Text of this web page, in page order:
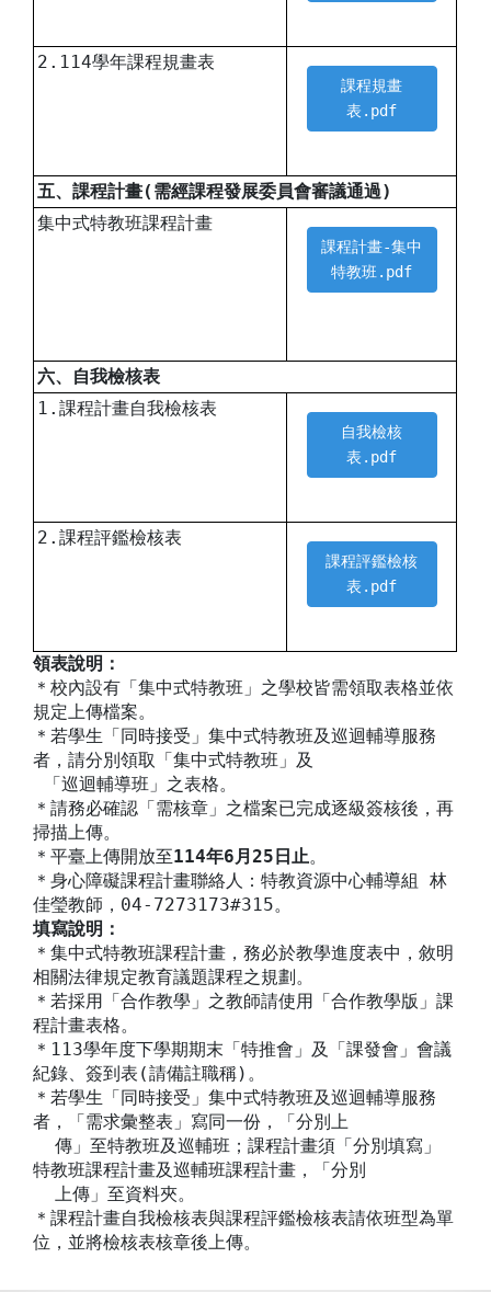
2.114學年課程規畫表
課程規畫
表.pdf
五、課程計畫(需經課程發展委員會審議通過)
集中式特教班課程計畫
課程計畫-集中
特教班.pdf
六、自我檢核表
1.課程計畫自我檢核表
自我檢核
表.pdf
2.課程評鑑檢核表
課程評鑑檢核
表.pdf
領表說明：
＊校內設有「集中式特教班」之學校皆需領取表格並依
規定上傳檔案。
＊若學生「同時接受」集中式特教班及巡迴輔導服務
者，請分別領取「集中式特教班」及
「巡迴輔導班」之表格。
＊請務必確認「需核章」之檔案已完成逐級簽核後，再
掃描上傳。
＊平臺上傳開放至114年6月25日止。
＊身心障礙課程計畫聯絡人：特教資源中心輔導組 林
佳瑩教師，04-7273173#315。
填寫說明：
＊集中式特教班課程計畫，務必於教學進度表中，敘明
相關法律規定教育議題課程之規劃。
＊若採用「合作教學」之教師請使用「合作教學版」課
程計畫表格。
＊113學年度下學期期末「特推會」及「課發會」會議
紀錄、簽到表(請備註職稱)。
＊若學生「同時接受」集中式特教班及巡迴輔導服務
者，「需求彙整表」寫同一份，「分別上
傳」至特教班及巡輔班；課程計畫須「分別填寫」
特教班課程計畫及巡輔班課程計畫，「分別
上傳」至資料夾。
＊課程計畫自我檢核表與課程評鑑檢核表請依班型為單
位，並將檢核表核章後上傳。